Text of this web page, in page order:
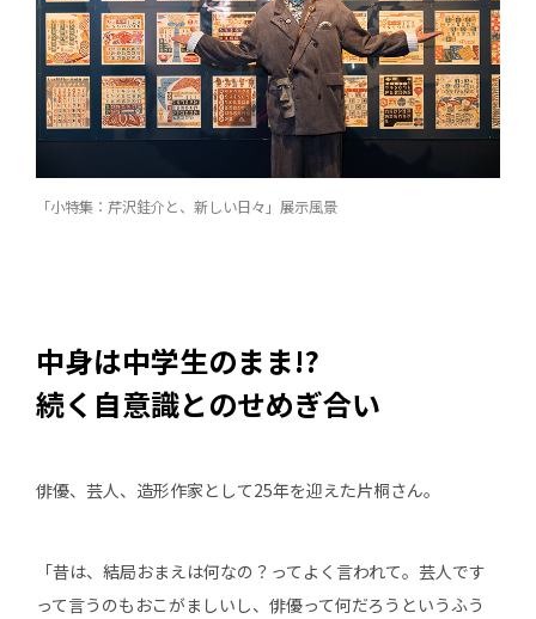
「小特集：芹沢銈介と、新しい日々」展示風景
中身は中学生のまま!?
続く自意識とのせめぎ合い
俳優、芸人、造形作家として25年を迎えた片桐さん。
「昔は、結局おまえは何なの？ってよく言われて。芸人です
って言うのもおこがましいし、俳優って何だろうというふう